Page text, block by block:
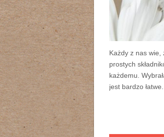
Każdy z nas wie,
prostych
każdemu.
jest bardzo